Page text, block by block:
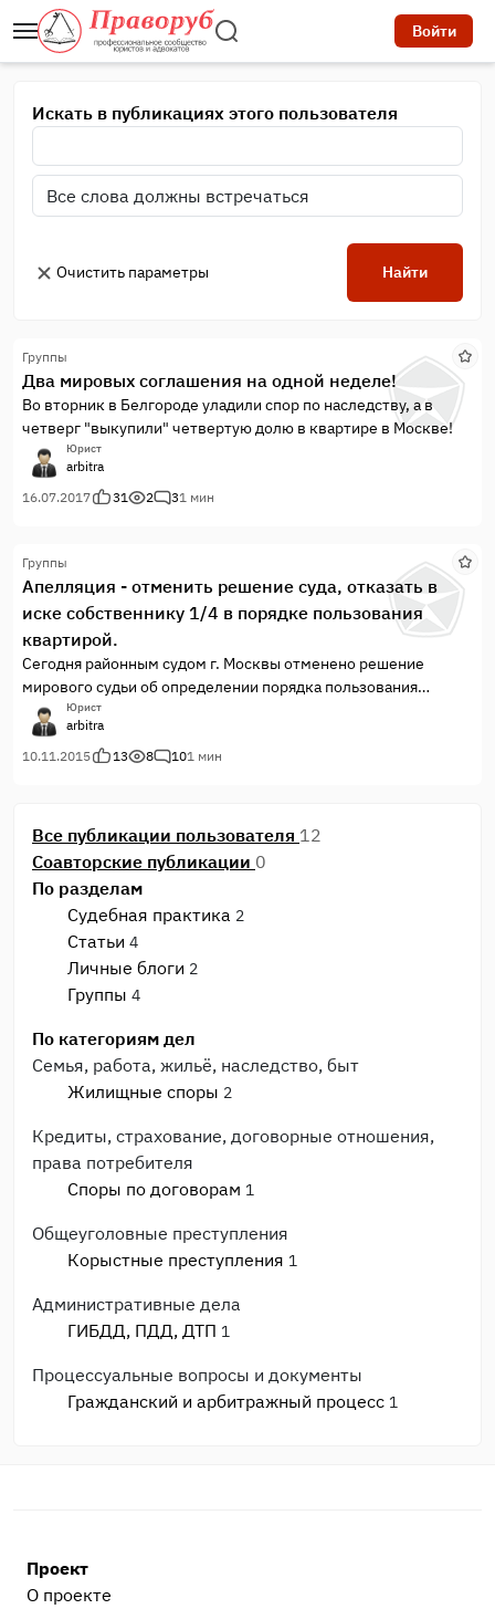
Войти
Искать в публикациях этого пользователя
Очистить параметры Найти
Группы
Два мировых соглашения на одной неделе!
Во вторник в Белгороде уладили спор по наследству, а в
четверг "выкупили" четвертую долю в квартире в Москве!
Юрист
arbitra
16.07.2017
31 2 31 мин
Группы
Апелляция - отменить решение суда, отказать в
иске собственнику 1/4 в порядке пользования
квартирой.
Сегодня районным судом г. Москвы отменено решение
мирового судьи об определении порядка пользования
трехкомнатной квартирой. Истцом были заявлены
требования — выделить в пользование собственнику 1/4
доли в праве пользования квартирой (43,8 жилой) комнату
10,95 кв. метра, а меньшая по площади комната 11, 3 кв.м.
занята лицом, отказавшимся от приватизации, к тому же,
душевнобольным.
Юрист
arbitra
10.11.2015
13 8 101 мин
Все публикации пользователя 12
Соавторские публикации 0
По разделам
Судебная практика 2
Статьи 4
Личные блоги 2
Группы 4
По категориям дел
Семья, работа, жильё, наследство, быт
Жилищные споры 2
Кредиты, страхование, договорные отношения,
права потребителя
Споры по договорам 1
Общеуголовные преступления
Корыстные преступления 1
Административные дела
ГИБДД, ПДД, ДТП 1
Процессуальные вопросы и документы
Гражданский и арбитражный процесс 1
категории
Сообщество Праворуб
Проект
О проекте